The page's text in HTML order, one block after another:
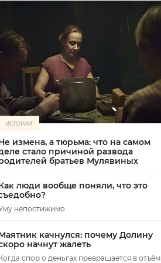
ИСТОРИИ
измена, а тюрьма: что на самом
стало причиной развода
братьев Мулявиных
люди вообще поняли, что это
непостижимо
качнулся: почему Долину
начнут жалеть
спор о деньгах превращается в отъём